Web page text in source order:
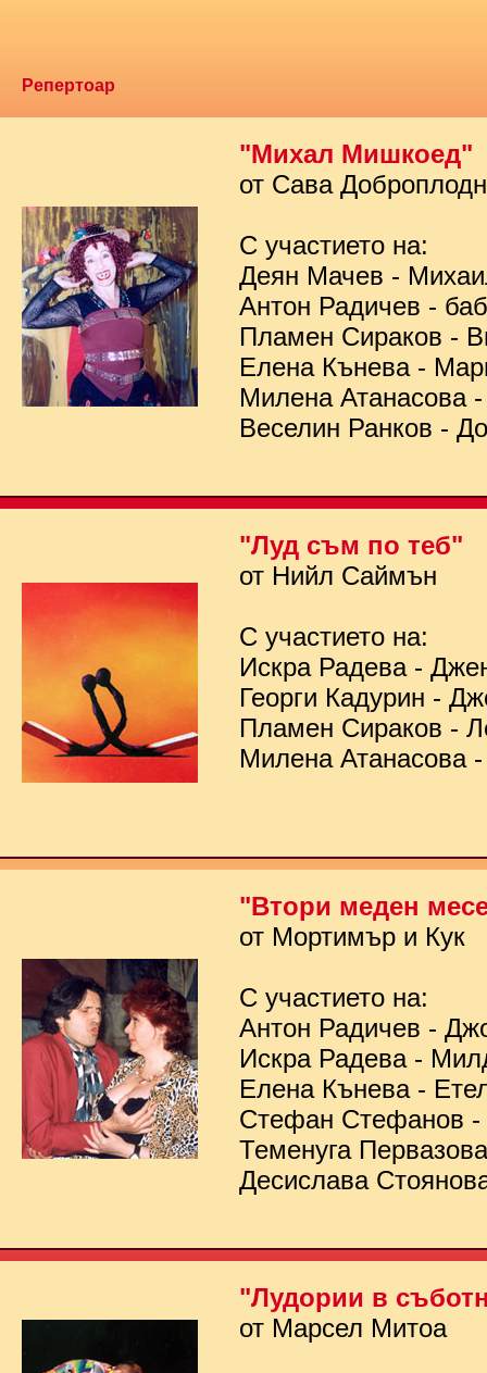
Репертоар
"Михал Мишкоед"
от Сава
С участието на:
Деян Мачев -
Антон Радичев -
Пламен Сираков -
Елена Кънева -
Милена Атанасова
Веселин Ранков -
"Луд съм по теб"
от Нийл Саймън
С участието на:
Искра Радева -
Георги Кадурин -
Пламен Сираков -
Милена Атанасова
"Втори меден
от Мортимър и Кук
С участието на:
Антон Радичев -
Искра Радева -
Елена Кънева -
Стефан Стефанов
Теменуга
Десислава
"Лудории в
от Марсел Митоа